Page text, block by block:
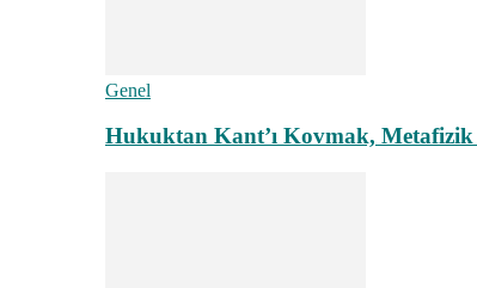
Genel
Hukuktan Kant’ı Kovmak, Metafizik